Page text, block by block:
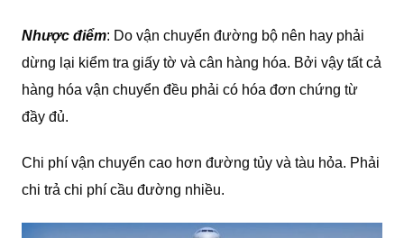
Nhược điểm: Do vận chuyển đường bộ nên hay phải
dừng lại kiểm tra giấy tờ và cân hàng hóa. Bởi vậy tất cả
hàng hóa vận chuyển đều phải có hóa đơn chứng từ
đầy đủ.
Chi phí vận chuyển cao hơn đường tủy và tàu hỏa. Phải
chi trả chi phí cầu đường nhiều.